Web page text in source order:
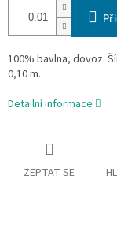
100% bavlna, dovoz.
0,10 m.
Detailní informace
ZEPTAT SE